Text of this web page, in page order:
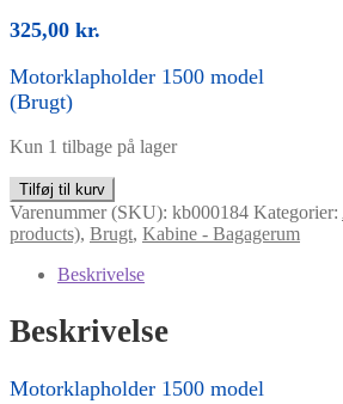
325,00 kr.
Motorklapholder 1500 model
(Brugt)
Kun 1 tilbage på lager
Motorklapholder
1500
model
antal
Tilføj til kurv
Varenummer (SKU): kb000184 Kategorier:
products), Brugt, Kabine - Bagagerum
Beskrivelse
Beskrivelse
Motorklapholder 1500 model